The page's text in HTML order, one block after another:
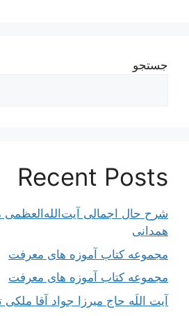
جستجو
Recent Posts
شرح حال اجمالی
همدانی
مجموعه کتاب آموزه های معرفت
مجموعه کتاب آموزه های معرفت
آیت اللَه حاج میرزا جواد آقا ملکی